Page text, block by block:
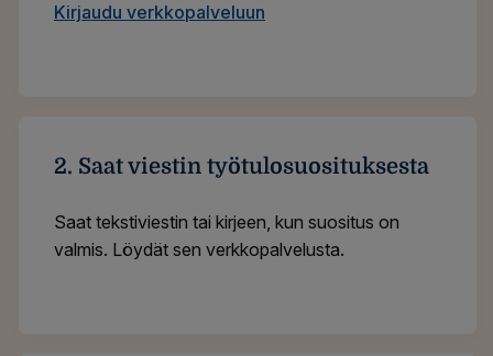
Kirjaudu verkkopalveluun
2. Saat viestin työtulosuosituksesta
Saat tekstiviestin tai kirjeen, kun suositus on
valmis. Löydät sen verkkopalvelusta.